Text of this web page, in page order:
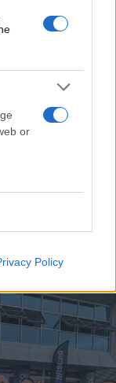
or
Policy